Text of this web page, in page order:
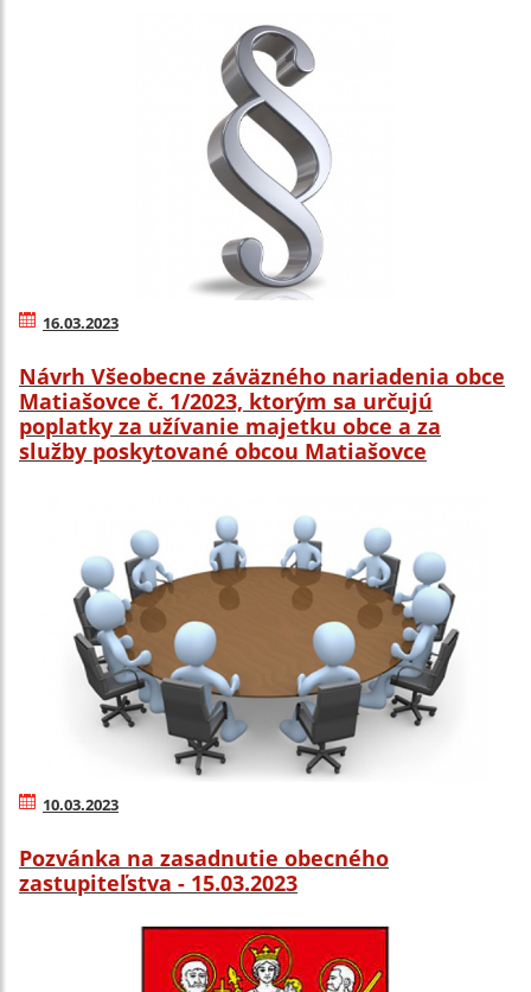
16.03.2023
Návrh Všeobecne záväzného nariadenia obce
Matiašovce č. 1/2023, ktorým sa určujú
poplatky za užívanie majetku obce a za
služby poskytované obcou Matiašovce
10.03.2023
Pozvánka na zasadnutie obecného
zastupiteľstva - 15.03.2023